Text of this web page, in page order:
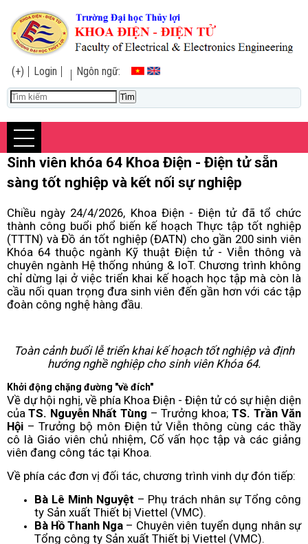
(+) Login Ngôn ngữ:
Sinh viên khóa 64 Khoa Điện - Điện tử sẵn
sàng tốt nghiệp và kết nối sự nghiệp
Chiều ngày 24/4/2026, Khoa Điện - Điện tử đã tổ chức
thành công buổi phổ biến kế hoạch Thực tập tốt nghiệp
(TTTN) và Đồ án tốt nghiệp (ĐATN) cho gần 200 sinh viên
Khóa 64 thuộc ngành Kỹ thuật Điện tử - Viễn thông và
chuyên ngành Hệ thống nhúng & IoT. Chương trình không
chỉ dừng lại ở việc triển khai kế hoạch học tập mà còn là
cầu nối quan trọng đưa sinh viên đến gần hơn với các tập
đoàn công nghệ hàng đầu.
Toàn cảnh buổi lễ triển khai kế hoạch tốt nghiệp và định
hướng nghề nghiệp cho sinh viên Khóa 64.
Khởi động chặng đường "về đích"
Về dự hội nghị, về phía Khoa Điện - Điện tử có sự hiện diện
của TS. Nguyễn Nhất Tùng – Trưởng khoa; TS. Trần Văn
Hội – Trưởng bộ môn Điện tử Viễn thông cùng các thầy
cô là Giáo viên chủ nhiệm, Cố vấn học tập và các giảng
viên đang công tác tại Khoa.
Về phía các đơn vị đối tác, chương trình vinh dự đón tiếp:
Bà Lê Minh Nguyệt – Phụ trách nhân sự Tổng công
ty Sản xuất Thiết bị Viettel (VMC).
Bà Hồ Thanh Nga – Chuyên viên tuyển dụng nhân sự
Tổng công ty Sản xuất Thiết bị Viettel (VMC).